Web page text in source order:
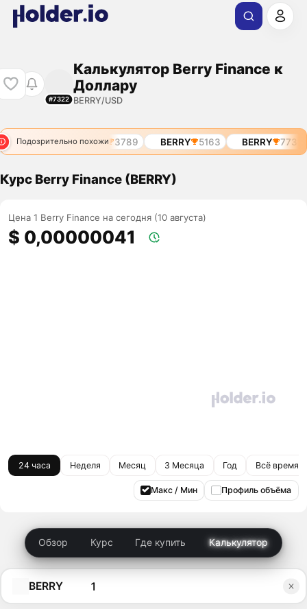
#7322
Калькулятор Berry Finance к
Доллару
BERRY/USD
Подозрительно похожи
BERRY 3789 BERRY 5163 BERRY 7731
Курс Berry Finance (BERRY)
Цена 1 Berry Finance на сегодня (10 августа)
$ 0,00000041
24 часа Неделя Месяц 3 Месяца Год Всё время
Макс / Мин Профиль объёма
Обзор Курс Где купить Калькулятор
BERRY